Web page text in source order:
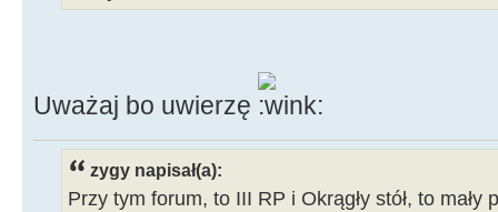
Uważaj bo uwierzę
zygy napisał(a):
Przy tym forum, to III RP i Okrągły stół, to